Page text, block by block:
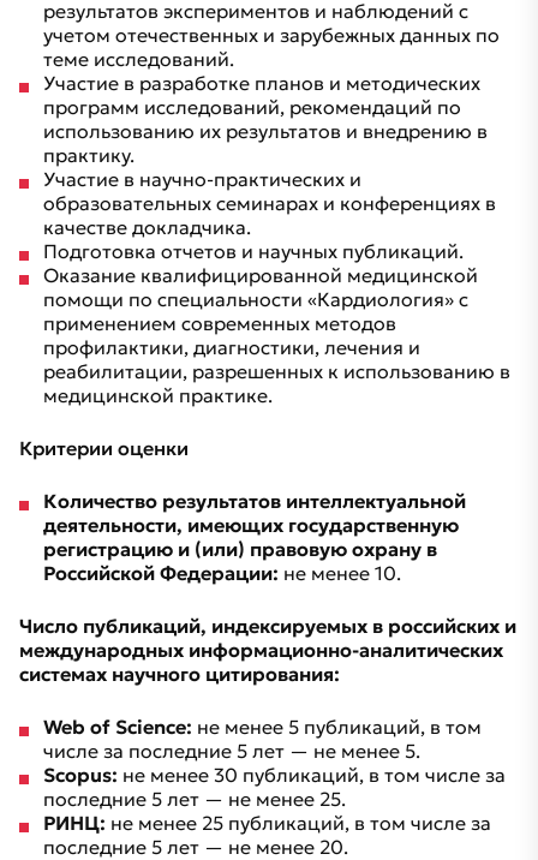
результатов экспериментов и наблюдений с
учетом отечественных и зарубежных данных по
теме исследований.
Участие в разработке планов и методических
программ исследований, рекомендаций по
использованию их результатов и внедрению в
практику.
Участие в научно-практических и
образовательных семинарах и конференциях в
качестве докладчика.
Подготовка отчетов и научных публикаций.
Оказание квалифицированной медицинской
помощи по специальности «Кардиология» с
применением современных методов
профилактики, диагностики, лечения и
реабилитации, разрешенных к использованию в
медицинской практике.
Критерии оценки
Количество результатов интеллектуальной
деятельности, имеющих государственную
регистрацию и (или) правовую охрану в
Российской Федерации: не менее 10.
Число публикаций, индексируемых в российских и
международных информационно-аналитических
системах научного цитирования:
Web of Science: не менее 5 публикаций, в том
числе за последние 5 лет — не менее 5.
Scopus: не менее 30 публикаций, в том числе за
последние 5 лет — не менее 25.
РИНЦ: не менее 25 публикаций, в том числе за
последние 5 лет — не менее 20.